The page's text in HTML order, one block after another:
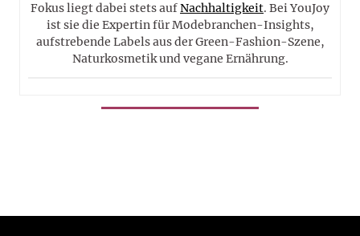
Fokus liegt dabei stets aufNachhaltigkeit. Bei YouJoy
ist sie die Expertin für Modebranchen-Insights,
aufstrebende Labels aus der Green-Fashion-Szene,
Naturkosmetik und vegane Ernährung.